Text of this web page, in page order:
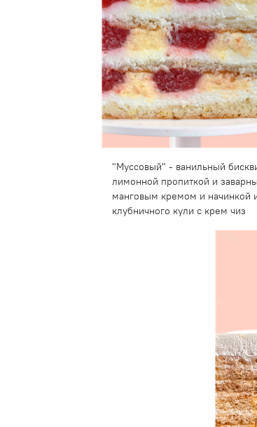
"Муссовый" - ванильный
лимонной пропиткой и
манговым кремом и начинкой
клубничного кули с крем чиз